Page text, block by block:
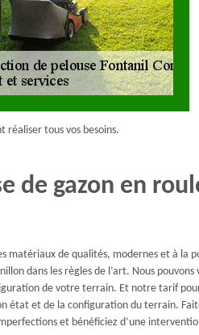
réaliser tous vos besoins.
de gazon en
matériaux de qualités, modernes et à la
dans les règles de l’art. Nous
de votre terrain. Et notre tarif
état et de la configuration du terrain.
et bénéficiez d’une